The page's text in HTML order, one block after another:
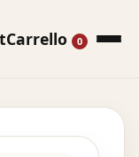
Carrello 0